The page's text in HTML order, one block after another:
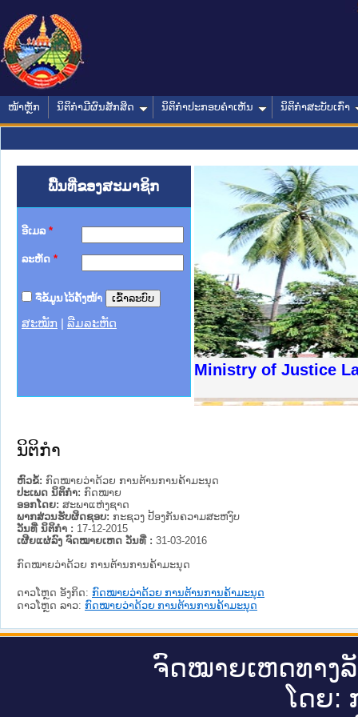
ໜ້າຫຼັກ ນິຕິກໍາມີຜົນສັກສິດ ນິຕິກໍາປະກອບຄໍາເຫັນ ນິຕິກໍາສະບັບເກົ່າ
ພື້ນທີ່ຂອງສະມາຊິກ
ອີເມລ *
ລະຫັດ *
ຈື່ຂໍ້ມູນໄວ້ຄັ້ງໜ້າ
ສະໝັກ ລືມລະຫັດ
Ministry of Justice
າຊົນ ພາກເໜືອ
ການ
ກາງ
ໃຕ້
ຕຳຫຼວດປະຊາຊົນ
ສັນຕິບານປະຊາຊົນ
ກເໜືອ
າຊົນ ພາກກາງ
ນິຕິກໍາ
ຫົວຂໍ້: ກົດໝາຍວ່າດ້ວຍ ການຕ້ານການຄ້າມະນຸດ
ປະເພດ ນິຕິກໍາ: ກົດໝາຍ
ອອກໂດຍ: ສະພາແຫ່ງຊາດ
ພາກສ່ວນຮັບຜິດຊອບ: ກະຊວງ ປ້ອງກັນຄວາມສະຫງົບ
ວັນທີ່ ນິຕິກໍາ : 17-12-2015
ເຜີຍແຜ່ລົງ ຈົດໝາຍເຫດ ວັນທີ່ : 31-03-2016
ກົດໝາຍວ່າດ້ວຍ ການຕ້ານການຄ້າມະນຸດ
ດາວໂຫຼດ ອັງກິດ: ກົດໝາຍວ່າດ້ວຍ ການຕ້ານການຄ້າມະນຸດ
ດາວໂຫຼດ ລາວ: ກົດໝາຍວ່າດ້ວຍ ການຕ້ານການຄ້າມະນຸດ
ຈົດ​ໝາຍ​ເຫດ​ທາງ​
ໂດຍ: